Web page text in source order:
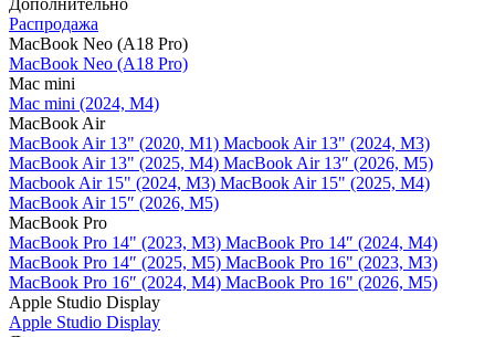
Дополнительно
Распродажа
MacBook Neo (A18 Pro)
MacBook Neo (A18 Pro)
Mac mini
Mac mini (2024, M4)
MacBook Air
MacBook Air 13" (2020, M1) Macbook Air 13" (2024, M3)
MacBook Air 13" (2025, M4) MacBook Air 13″ (2026, M5)
Macbook Air 15" (2024, M3) MacBook Air 15" (2025, M4)
MacBook Air 15″ (2026, M5)
MacBook Pro
MacBook Pro 14" (2023, M3) MacBook Pro 14″ (2024, M4)
MacBook Pro 14″ (2025, M5) MacBook Pro 16" (2023, M3)
MacBook Pro 16″ (2024, M4) MacBook Pro 16" (2026, M5)
Apple Studio Display
Apple Studio Display